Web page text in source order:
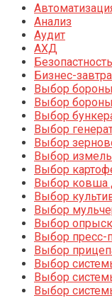
Анализ
Аудит
АХД
Безопастность
Бизнес-
Выбор
Выбор
Выбор
Выбор
Выбор
Выбор
Выбор
Выбор ковша
Выбор
Выбор
Выбор
Выбор пресс-
Выбор
Выбор
Выбор
Выбор